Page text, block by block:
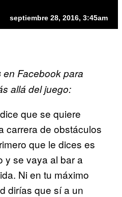
septiembre 28, 2016, 3:45am
en Facebook para
allá del juego:
que se quiere
carrera de obstáculos
que le dices es
y se vaya al bar a
Ni en tu máximo
dirías que sí a un